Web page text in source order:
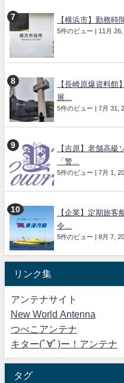
【横浜市】勤務時
5件のビュー | 11月
【長崎原爆資料館
展...
5件のビュー | 7月 31,
【吉原】老舗高級
「警...
5件のビュー | 7月 1,
【企業】定期旅客
令...
5件のビュー | 8月 7,
リンク集
アンテナサイト
New World Antenna
つべこアンテナ
キター(ﾟ∀ﾟ)ー！アンテナ
タグ